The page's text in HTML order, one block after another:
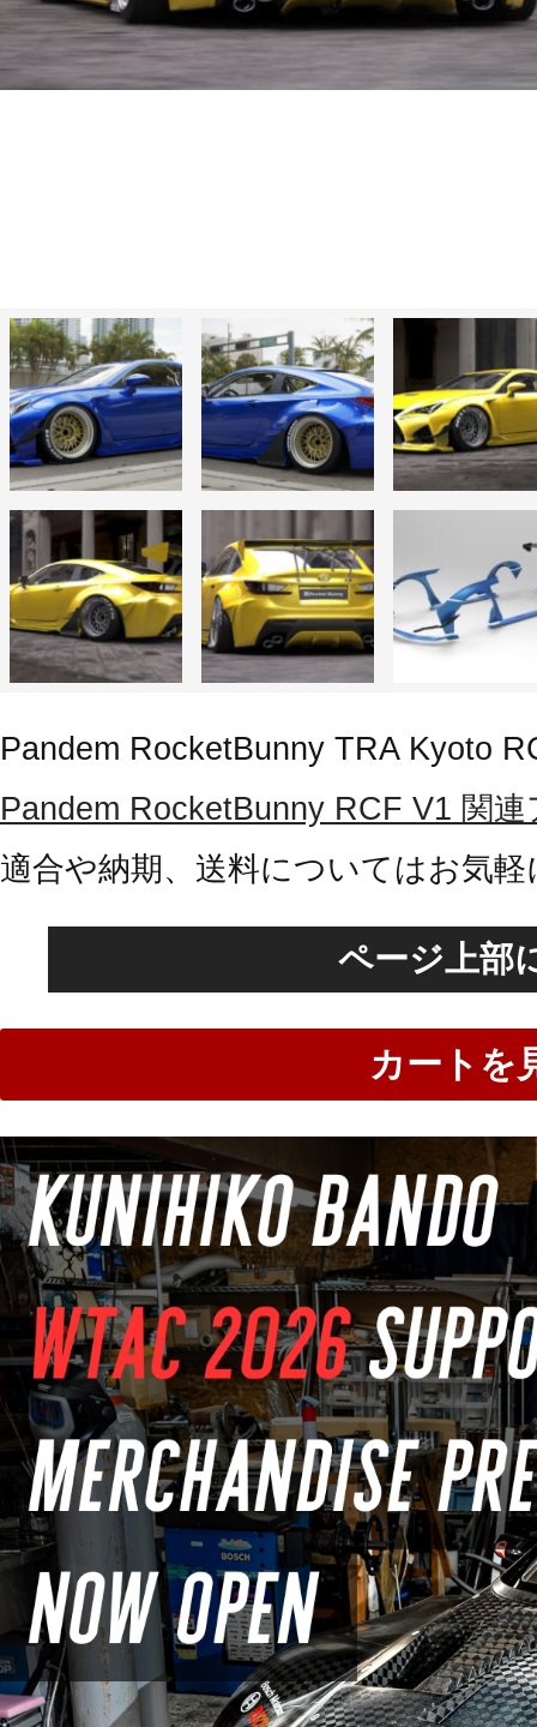
Pandem RocketBunny TRA Kyoto
Pandem RocketBunny RCF V1 関
適合や納期、送料についてはお気
ページ上部
カートを